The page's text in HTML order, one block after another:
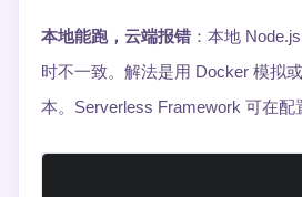
本地能跑，云端报错：本地
时不一致。解法是用 Docker 模拟或
本。Serverless Framework 可在配